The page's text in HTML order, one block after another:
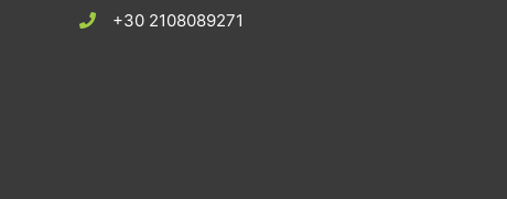
+30 2108089271